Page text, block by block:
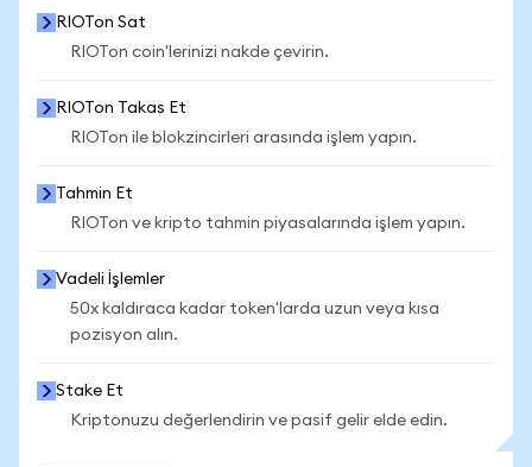
RIOTon Sat
RIOTon coin'lerinizi nakde çevirin.
RIOTon Takas Et
RIOTon ile blokzincirleri arasında işlem yapın.
Tahmin Et
RIOTon ve kripto tahmin piyasalarında işlem yapın.
Vadeli İşlemler
50x kaldıraca kadar token'larda uzun veya kısa
pozisyon alın.
Stake Et
Kriptonuzu değerlendirin ve pasif gelir elde edin.